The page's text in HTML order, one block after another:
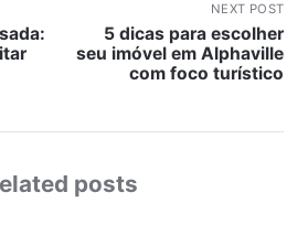
NEXT POST
5 dicas para escolher
seu imóvel em Alphaville
com foco turístico
posts